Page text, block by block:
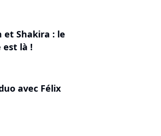
et Shakira : le
là !
avec Félix